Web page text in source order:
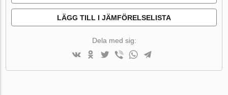
LÄGG TILL I JÄMFÖRELSELISTA
Dela med sig: